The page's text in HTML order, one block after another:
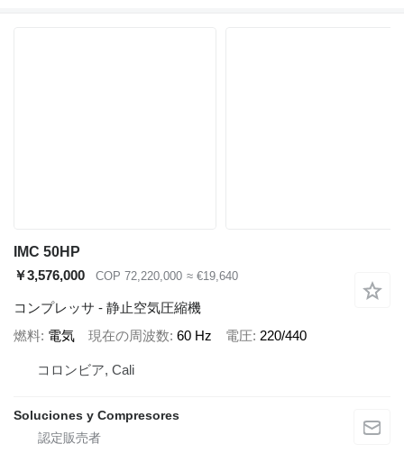
IMC 50HP
￥3,576,000
COP 72,220,000 ≈ €19,640
コンプレッサ - 静止空気圧縮機
燃料 電気 現在の周波数 60 Hz 電圧 220/440
コロンビア, Cali
Soluciones y Compresores